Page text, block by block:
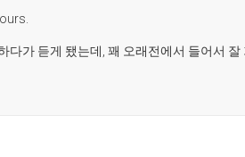
다가 듣게 됐는데, 꽤 오래전에서 들어서 잘